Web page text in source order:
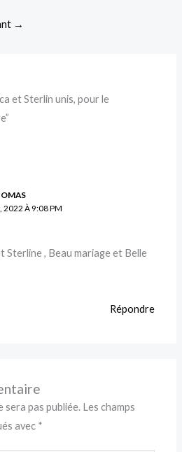
→
et Sterlin unis, pour le
2022 À 9:08 PM
Sterline , Beau mariage et Belle
Répondre
sera pas publiée. Les champs
avec *